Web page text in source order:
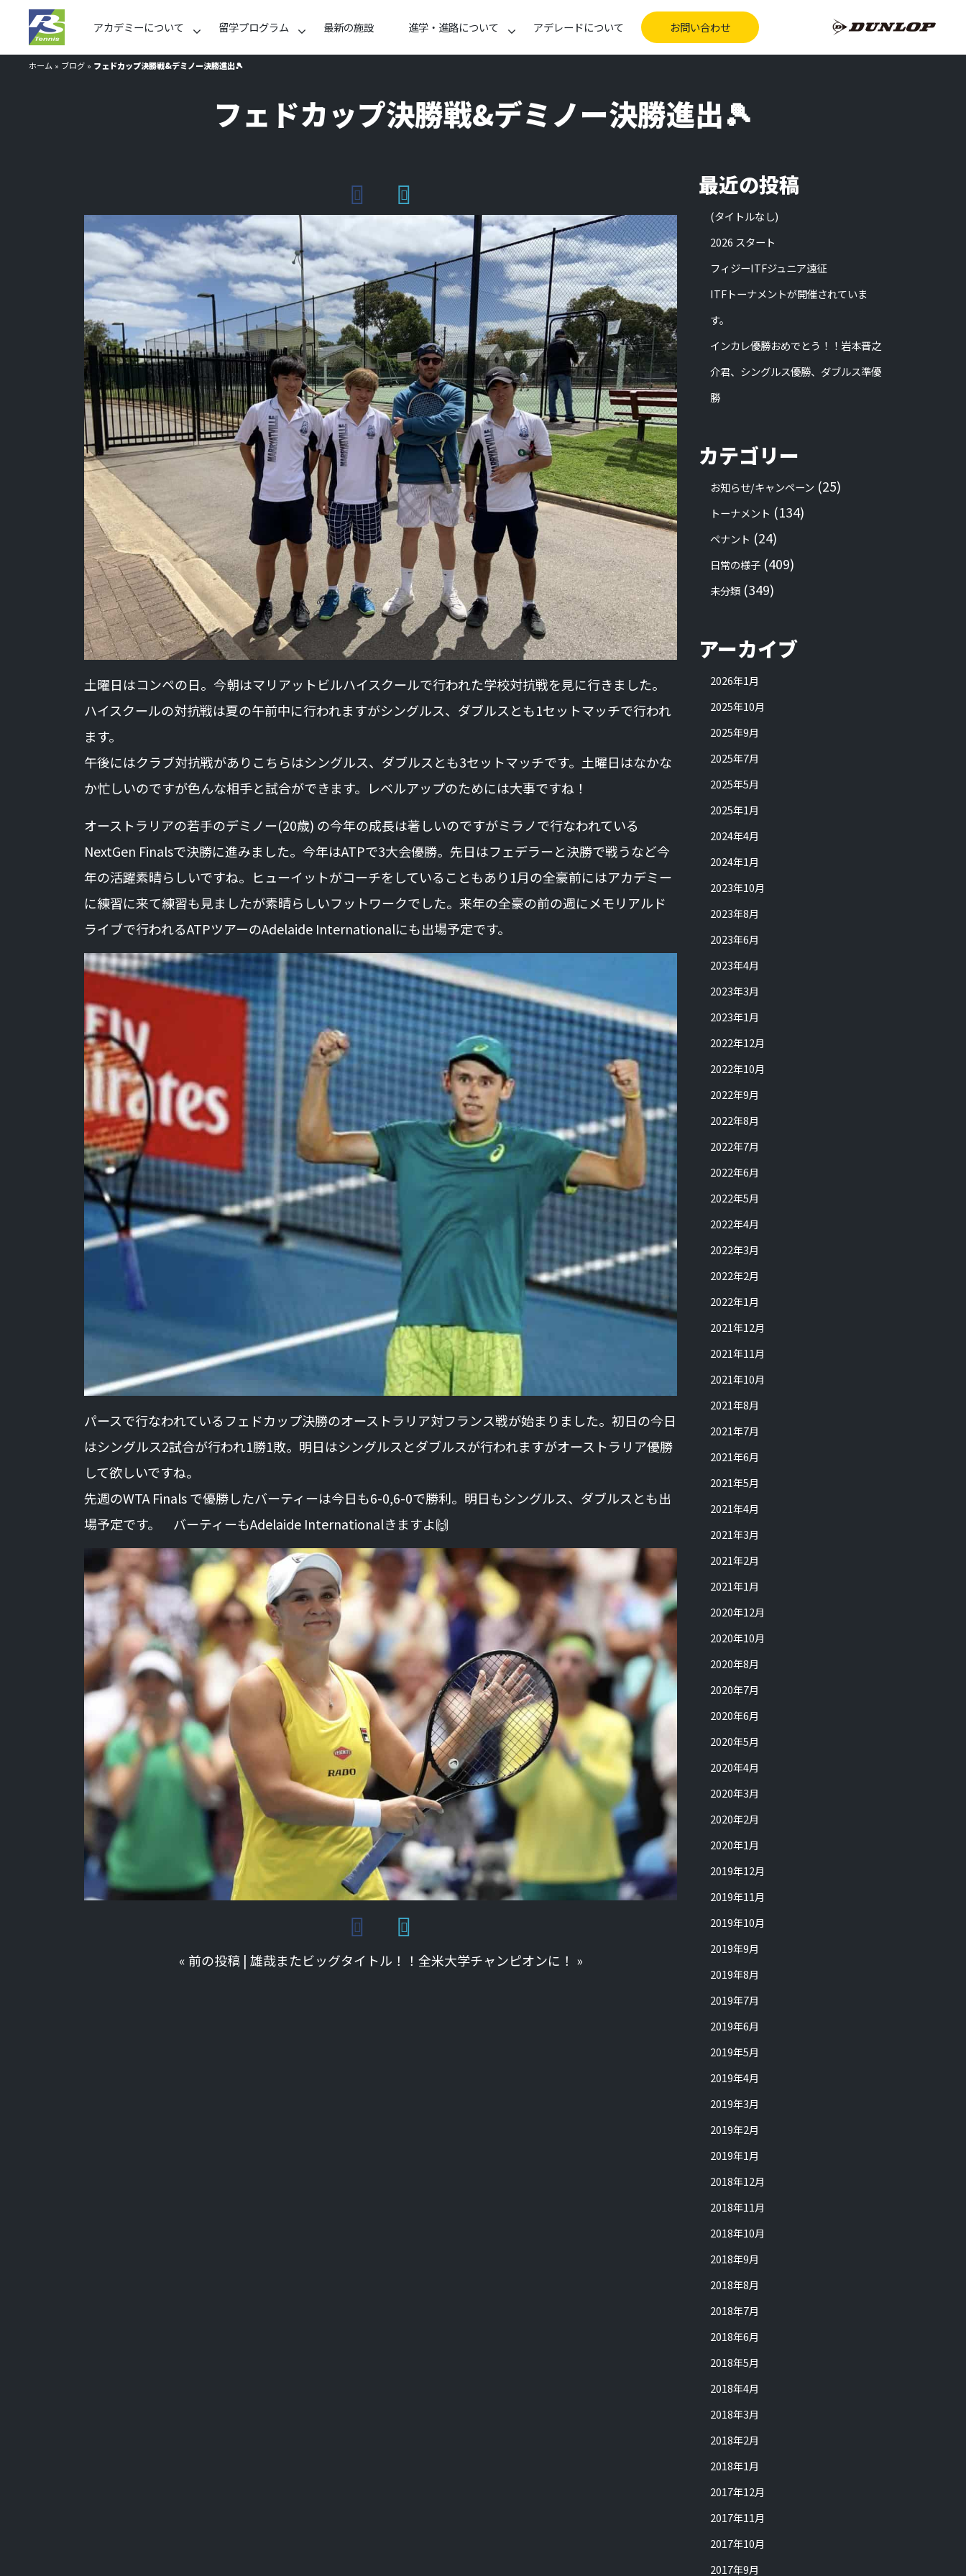
アカデミーについて 留学プログラム 最新の施設 進学・進路について アデレードについて お問い合わせ
ホーム » ブログ » フェドカップ決勝戦&デミノー決勝進出🎾
フェドカップ決勝戦&デミノー決勝進出🎾
土曜日はコンペの日。今朝はマリアットビルハイスクールで行われた学校対抗戦を見に行きました。
ハイスクールの対抗戦は夏の午前中に行われますがシングルス、ダブルスとも1セットマッチで行われ
ます。
午後にはクラブ対抗戦がありこちらはシングルス、ダブルスとも3セットマッチです。土曜日はなかな
か忙しいのですが色んな相手と試合ができます。レベルアップのためには大事ですね！
オーストラリアの若手のデミノー(20歳) の今年の成長は著しいのですがミラノで行なわれている
NextGen Finalsで決勝に進みました。今年はATPで3大会優勝。先日はフェデラーと決勝で戦うなど今
年の活躍素晴らしいですね。ヒューイットがコーチをしていることもあり1月の全豪前にはアカデミー
に練習に来て練習も見ましたが素晴らしいフットワークでした。来年の全豪の前の週にメモリアルド
ライブで行われるATPツアーのAdelaide Internationalにも出場予定です。
パースで行なわれているフェドカップ決勝のオーストラリア対フランス戦が始まりました。初日の今日
はシングルス2試合が行われ1勝1敗。明日はシングルスとダブルスが行われますがオーストラリア優勝
して欲しいですね。
先週のWTA Finals で優勝したバーティーは今日も6-0,6-0で勝利。明日もシングルス、ダブルスとも出
場予定です。 バーティーもAdelaide Internationalきますよ🙌
« 前の投稿 | 雄哉またビッグタイトル！！全米大学チャンピオンに！ »
最近の投稿
(タイトルなし)
2026 スタート
フィジーITFジュニア遠征
ITFトーナメントが開催されていま
す。
インカレ優勝おめでとう！！岩本晋之
介君、シングルス優勝、ダブルス準優
勝
カテゴリー
お知らせ/キャンペーン (25)
トーナメント (134)
ペナント (24)
日常の様子 (409)
未分類 (349)
アーカイブ
2026年1月
2025年10月
2025年9月
2025年7月
2025年5月
2025年1月
2024年4月
2024年1月
2023年10月
2023年8月
2023年6月
2023年4月
2023年3月
2023年1月
2022年12月
2022年10月
2022年9月
2022年8月
2022年7月
2022年6月
2022年5月
2022年4月
2022年3月
2022年2月
2022年1月
2021年12月
2021年11月
2021年10月
2021年8月
2021年7月
2021年6月
2021年5月
2021年4月
2021年3月
2021年2月
2021年1月
2020年12月
2020年10月
2020年8月
2020年7月
2020年6月
2020年5月
2020年4月
2020年3月
2020年2月
2020年1月
2019年12月
2019年11月
2019年10月
2019年9月
2019年8月
2019年7月
2019年6月
2019年5月
2019年4月
2019年3月
2019年2月
2019年1月
2018年12月
2018年11月
2018年10月
2018年9月
2018年8月
2018年7月
2018年6月
2018年5月
2018年4月
2018年3月
2018年2月
2018年1月
2017年12月
2017年11月
2017年10月
2017年9月